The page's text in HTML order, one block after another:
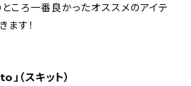
ころ一番良かったオススメのアイテ
ます！
（スキット）